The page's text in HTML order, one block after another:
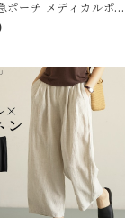
ポーチ メディカルポー
ッグ 薬収納ポーチ 救急
チ ファーストエイドバ
利 ペット 子供 旅行 常
時 レッド ブルー グレー